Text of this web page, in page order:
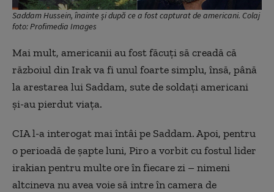
Saddam Hussein, înainte și după ce a fost capturat de americani. Colaj
foto: Profimedia Images
Mai mult, americanii au fost făcuți să creadă că
războiul din Irak va fi unul foarte simplu, însă, până
la arestarea lui Saddam, sute de soldați americani
și-au pierdut viața.
CIA l-a interogat mai întâi pe Saddam. Apoi, pentru
o perioadă de șapte luni, Piro a vorbit cu fostul lider
irakian pentru multe ore în fiecare zi – nimeni
altcineva nu avea voie să intre în camera de